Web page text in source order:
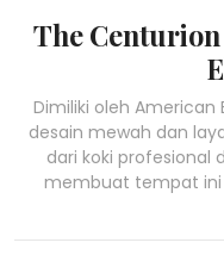
The
Dimiliki oleh American
desain mewah dan
dari koki profesional
membuat tempat ini